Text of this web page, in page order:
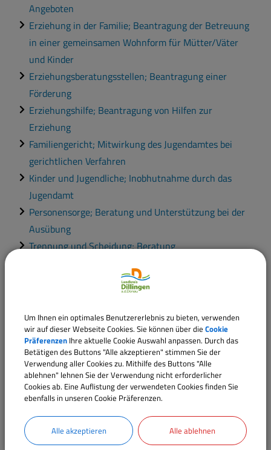
Angeboten
Erziehung in der Familie; Beantragung der Betreuung
in einer gemeinsamen Wohnform für Mütter/Väter
und Kinder
Erziehungsberatungsstellen; Beantragung einer
Förderung
Erziehungshilfe; Beantragung von Hilfen zur
Erziehung
Familiengericht; Mitwirkung des Jugendamtes bei
gerichtlichen Verfahren
Kinder und Jugendliche; Inobhutnahme durch das
Jugendamt
Personensorge; Beratung und Unterstützung bei der
Ausübung
Trennung und Scheidung; Beratung
Heimerziehung und betreutes Wohnen
Intensive Sozialpädagogische Einzelbetreuung
Kindeswohlgefährdung
Soziale Gruppenarbeit
Tagesgruppe, Erziehung in einer Tagesgruppe
Um Ihnen ein optimales Benutzererlebnis zu bieten, verwenden
wir auf dieser Webseite Cookies. Sie können über die Cookie
Präferenzen Ihre aktuelle Cookie Auswahl anpassen. Durch das
Betätigen des Buttons "Alle akzeptieren" stimmen Sie der
Verwendung aller Cookies zu. Mithilfe des Buttons "Alle
ablehnen" lehnen Sie der Verwendung nicht erforderlicher
Cookies ab. Eine Auflistung der verwendeten Cookies finden Sie
ebenfalls in unseren Cookie Präferenzen.
Alle akzeptieren Alle ablehnen